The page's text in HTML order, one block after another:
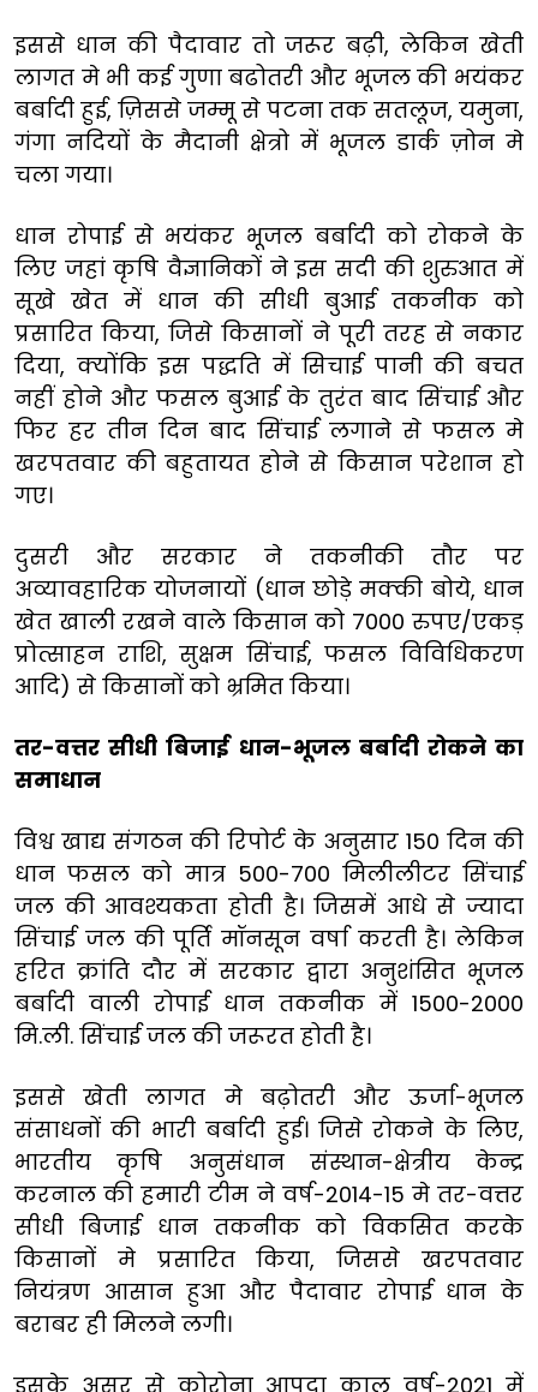
इससे धान की पैदावार तो जरूर बढ़ी, लेकिन खेती
लागत मे भी कई गुणा बढोतरी और भूजल की भयंकर
बर्बादी हुई, ज़िससे जम्मू से पटना तक सतलूज, यमुना,
गंगा नदियों के मैदानी क्षेत्रो में भूजल डार्क ज़ोन मे
चला गया।
धान रोपाई से भयंकर भूजल बर्बादी को रोकने के
लिए जहां कृषि वैज्ञानिकों ने इस सदी की शुरुआत में
सूखे खेत में धान की सीधी बुआई तकनीक को
प्रसारित किया, जिसे किसानों ने पूरी तरह से नकार
दिया, क्योंकि इस पद्धति में सिचाई पानी की बचत
नहीं होने और फसल बुआई के तुरंत बाद सिंचाई और
फिर हर तीन दिन बाद सिंचाई लगाने से फसल मे
खरपतवार की बहुतायत होने से किसान परेशान हो
गए।
दुसरी और सरकार ने तकनीकी तौर पर
अव्यावहारिक योजनायों (धान छोड़े मक्की बोये, धान
खेत खाली रखने वाले किसान को 7000 रुपए/एकड़
प्रोत्साहन राशि, सुक्षम सिंचाई, फसल विविधिकरण
आदि) से किसानों को भ्रमित किया।
तर-वत्तर सीधी बिजाई धान-भूजल बर्बादी रोकने का
समाधान
विश्व खाद्य संगठन की रिपोर्ट के अनुसार 150 दिन की
धान फसल को मात्र 500-700 मिलीलीटर सिंचाई
जल की आवश्यकता होती है। जिसमें आधे से ज्यादा
सिंचाई जल की पूर्ति मॉनसून वर्षा करती है। लेकिन
हरित क्रांति दौर में सरकार द्वारा अनुशंसित भूजल
बर्बादी वाली रोपाई धान तकनीक में 1500-2000
मि.ली. सिंचाई जल की जरूरत होती है।
इससे खेती लागत मे बढ़ोतरी और ऊर्जा-भूजल
संसाधनों की भारी बर्बादी हुई। जिसे रोकने के लिए,
भारतीय कृषि अनुसंधान संस्थान-क्षेत्रीय केन्द्र
करनाल की हमारी टीम ने वर्ष-2014-15 मे तर-वत्तर
सीधी बिजाई धान तकनीक को विकसित करके
किसानों मे प्रसारित किया, जिससे खरपतवार
नियंत्रण आसान हुआ और पैदावार रोपाई धान के
बराबर ही मिलने लगी।
इसके असर से कोरोना आपदा काल वर्ष-2021 में